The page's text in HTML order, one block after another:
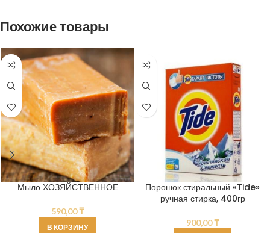
Похожие товары
Мыло ХОЗЯЙСТВЕННОЕ
590,00₸
В КОРЗИНУ
Порошок стиральный «Tide»
ручная стирка, 400гр
900,00₸